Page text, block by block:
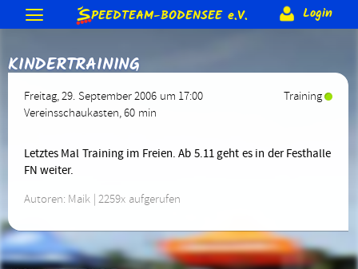
S
PEEDTEAM-BODENSEEe.V. Login
Neuigkeiten
Allgemeine Berichte Gästebuch
Forum (intern)
Termine & Veranstaltungen
Bodenseeumrundung
Training
Beteiligung (intern)
Sonderranglisten (intern)
Rennen & Wettkämpfe
Anmeldung Förderungen
Vereins-Gutschein
Biete & Suche
Impressum
Kontakt
Weiteres
Skate-Abzeichen Alte Webseite
> Anmelden
KINDERTRAINING
Training
Freitag, 29. September 2006 um 17:00
Vereinsschaukasten, 60 min
Letztes Mal Training im Freien. Ab 5.11 geht es in der Festhalle
FN weiter.
Autoren: Maik | 2259x aufgerufen